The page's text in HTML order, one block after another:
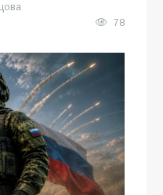
78